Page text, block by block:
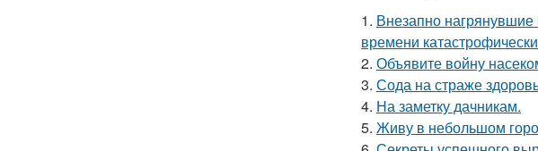
1. Внезапно нагрянувшие
времени
2. Объявите войну
3. Сода на страже
4. На заметку дачникам.
5. Живу в небольшом